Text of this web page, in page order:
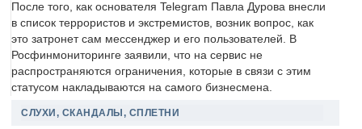
После того, как основателя Telegram Павла Дурова внесли
в список террористов и экстремистов, возник вопрос, как
это затронет сам мессенджер и его пользователей. В
Росфинмониторинге заявили, что на сервис не
распространяются ограничения, которые в связи с этим
статусом накладываются на самого бизнесмена.
СЛУХИ, СКАНДАЛЫ, СПЛЕТНИ